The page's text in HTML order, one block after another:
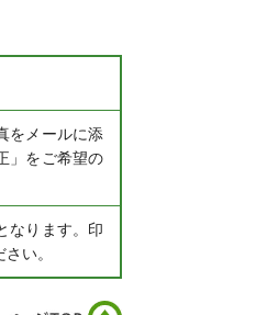
をメールに添
」をご希望の
なります。印
い。